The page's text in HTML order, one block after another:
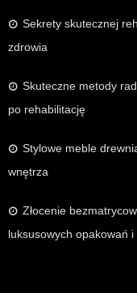
Sekrety skutecznej
zdrowia
Skuteczne metody
po rehabilitację
Stylowe meble
wnętrza
Złocenie
luksusowych opakowań